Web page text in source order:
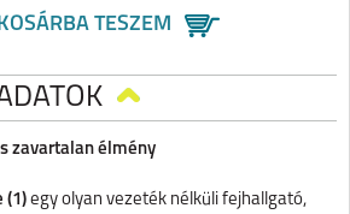
TESZEM
zavartalan élmény
(1) egy olyan vezeték nélküli fejhallgató,